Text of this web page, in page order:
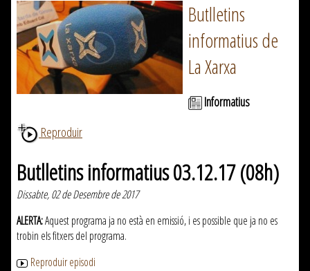
Butlletins
informatius de
La Xarxa
Informatius
Reproduir
Butlletins informatius 03.12.17 (08h)
Dissabte, 02 de Desembre de 2017
ALERTA:Aquest programa ja no està en emissió, i es possible que ja no es
trobin els fitxers del programa.
Reproduir episodi